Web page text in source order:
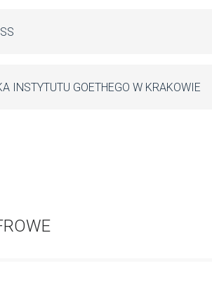
INSTYTUTU GOETHEGO W KRAKOWIE